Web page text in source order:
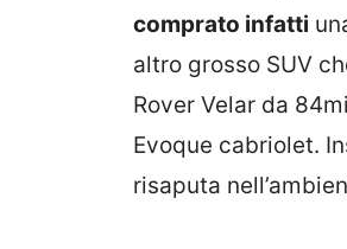
comprato infatti
altro grosso SUV
Rover Velar da
Evoque cabriolet.
risaputa